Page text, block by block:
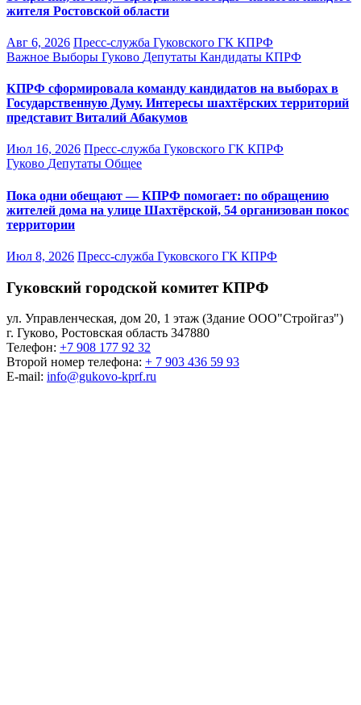
жителя Ростовской области
Авг 6, 2026 Пресс-служба Гуковского ГК КПРФ
Важное Выборы Гуково Депутаты Кандидаты КПРФ
КПРФ сформировала команду кандидатов на выборах в
Государственную Думу. Интересы шахтёрских территорий
представит Виталий Абакумов
Июл 16, 2026 Пресс-служба Гуковского ГК КПРФ
Гуково Депутаты Общее
Пока одни обещают — КПРФ помогает: по обращению
жителей дома на улице Шахтёрской, 54 организован покос
территории
Июл 8, 2026 Пресс-служба Гуковского ГК КПРФ
Гуковский городской комитет КПРФ
ул. Управленческая, дом 20, 1 этаж (Здание ООО"Стройгаз")
г. Гуково, Ростовская область 347880
Телефон: +7 908 177 92 32
Второй номер телефона: + 7 903 436 59 93
E-mail: info@gukovo-kprf.ru